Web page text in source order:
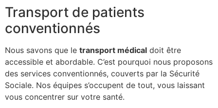
Transport de patients
conventionnés
Nous savons que le transport médical doit être
accessible et abordable. C’est pourquoi nous proposons
des services conventionnés, couverts par la Sécurité
Sociale. Nos équipes s’occupent de tout, vous laissant
vous concentrer sur votre santé.